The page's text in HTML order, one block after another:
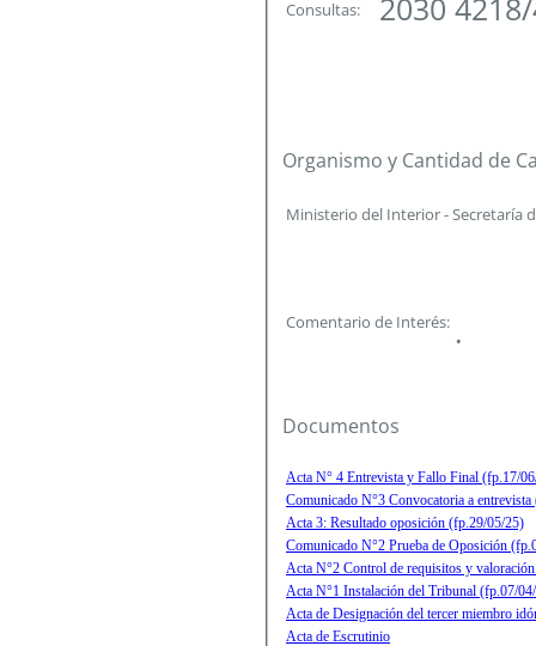
Consultas:
Organismo y Cantidad de
Ministerio del Interior - Secretaría
Comentario de Interés: .
Documentos
Acta N° 4 Entrevista y Fallo Final (fp.17/
Comunicado N°3 Convocatoria a
Acta 3: Resultado oposición (fp.29/05/25)
Comunicado N°2 Prueba de Oposición
Acta N°2 Control de requisitos y
Acta N°1 Instalación del Tribunal (fp.07/
Acta de Designación del tercer miembro
Acta de Escrutinio